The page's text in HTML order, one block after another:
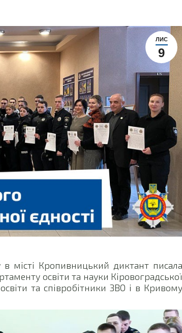
ЛИС
9
місті Кропивницький диктант писала
освіти та науки Кіровоградської
та співробітники ЗВО і в Кривому